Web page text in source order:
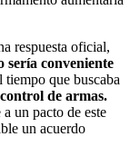
respuesta oficial,
sería conveniente
tiempo que buscaba
de armas.
un pacto de este
un acuerdo